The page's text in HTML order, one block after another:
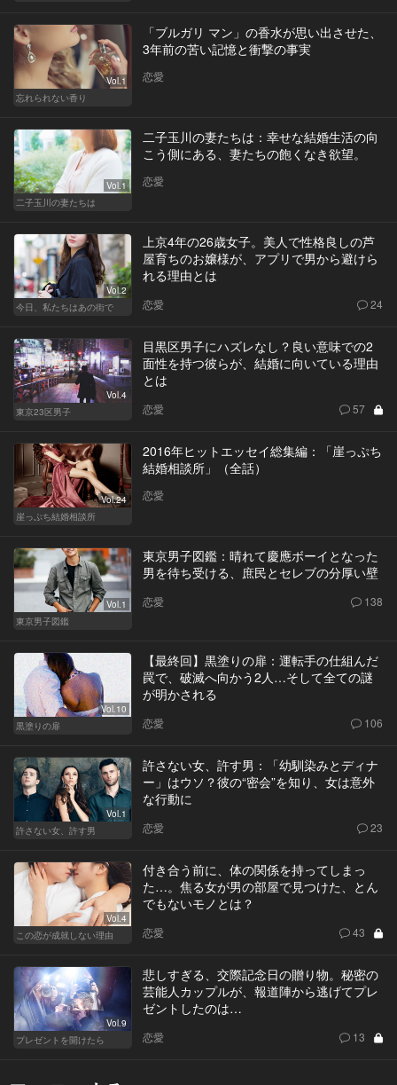
Vol.1
忘れられない香り
「ブルガリ マン」の香水が思い出させた、
3年前の苦い記憶と衝撃の事実
恋愛
Vol.1
二子玉川の妻たちは
二子玉川の妻たちは：幸せな結婚生活の向
こう側にある、妻たちの飽くなき欲望。
恋愛
Vol.2
今日、私たちはあの街で
上京4年の26歳女子。美人で性格良しの芦
屋育ちのお嬢様が、アプリで男から避けら
れる理由とは
恋愛 24
Vol.4
東京23区男子
目黒区男子にハズレなし？良い意味での2
面性を持つ彼らが、結婚に向いている理由
とは
恋愛 57
Vol.24
崖っぷち結婚相談所
2016年ヒットエッセイ総集編：「崖っぷち
結婚相談所」（全話）
恋愛
Vol.1
東京男子図鑑
東京男子図鑑：晴れて慶應ボーイとなった
男を待ち受ける、庶民とセレブの分厚い壁
恋愛 138
Vol.10
黒塗りの扉
【最終回】黒塗りの扉：運転手の仕組んだ
罠で、破滅へ向かう2人…そして全ての謎
が明かされる
恋愛 106
Vol.1
許さない女、許す男
許さない女、許す男：「幼馴染みとディナ
ー」はウソ？彼の“密会”を知り、女は意外
な行動に
恋愛 23
Vol.4
この恋が成就しない理由
付き合う前に、体の関係を持ってしまっ
た…。焦る女が男の部屋で見つけた、とん
でもないモノとは？
恋愛 43
Vol.9
プレゼントを開けたら
悲しすぎる、交際記念日の贈り物。秘密の
芸能人カップルが、報道陣から逃げてプレ
ゼントしたのは…
恋愛 13